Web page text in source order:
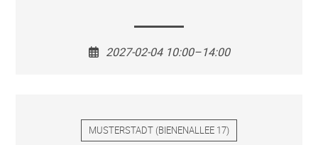
2027-02-04 10:00–14:00
MUSTERSTADT (BIENENALLEE 17)